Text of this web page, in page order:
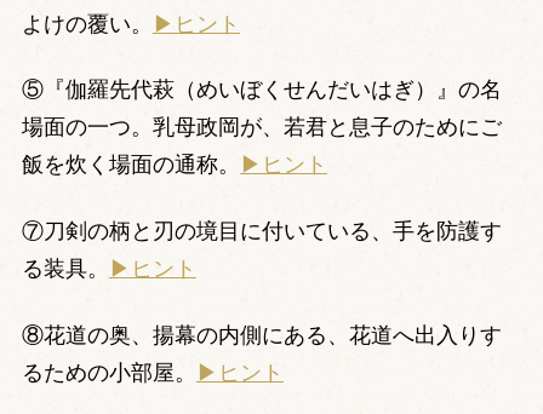
よけの覆い。
▶ヒント
⑤『伽羅先代萩（めいぼくせんだいはぎ）』の名
場面の一つ。乳母政岡が、若君と息子のためにご
飯を炊く場面の通称。
▶ヒント
⑦刀剣の柄と刃の境目に付いている、手を防護す
る装具。
▶ヒント
⑧花道の奥、揚幕の内側にある、花道へ出入りす
るための小部屋。
▶ヒント